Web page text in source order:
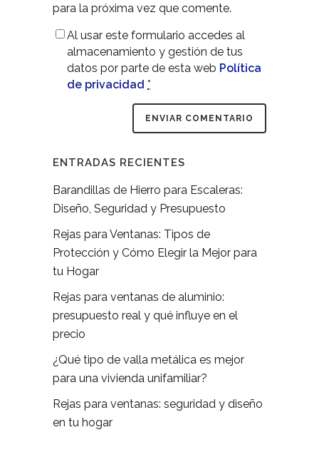
para la próxima vez que comente.
Al usar este formulario accedes al
almacenamiento y gestión de tus
datos por parte de esta web Política
de privacidad *
ENTRADAS RECIENTES
Barandillas de Hierro para Escaleras:
Diseño, Seguridad y Presupuesto
Rejas para Ventanas: Tipos de
Protección y Cómo Elegir la Mejor para
tu Hogar
Rejas para ventanas de aluminio:
presupuesto real y qué influye en el
precio
¿Qué tipo de valla metálica es mejor
para una vivienda unifamiliar?
Rejas para ventanas: seguridad y diseño
en tu hogar